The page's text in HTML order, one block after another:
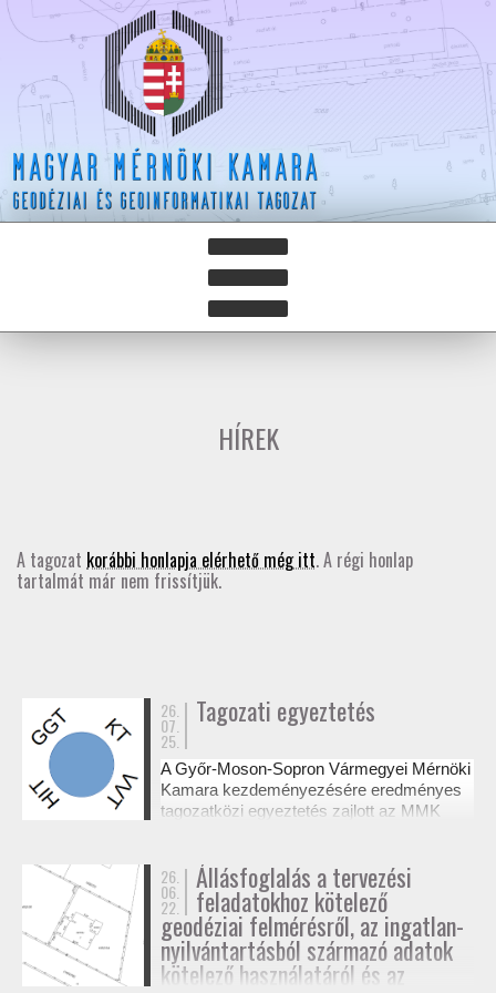
TOVÁBBKÉPZÉSEK
ELNÖKSÉG
MUNKATERVEK, BESZÁMOLÓK
HATÁROZATOK
JOGSZABÁLYOK, SZABÁLYZATOK, SZABVÁNYOK
NÉVJEGYZÉK
SEGÉDLETEK / FAP
HÍREK
A tagozat korábbi honlapja elérhető még itt. A régi honlap
tartalmát már nem frissítjük.
26.
07.
25.
Tagozati egyeztetés
A Győr-Moson-Sopron Vármegyei Mérnöki
Kamara kezdeményezésére eredményes
tagozatközi egyeztetés zajlott az MMK
dokumentációk jogosultsági kérdéseiről. A
résztvevő tagozatok a 327/2015. (XI. 10.)
Korm. rendelet alapján tisztázták a
kompetenciahatárokat, és a jövőben közös
workshopok formájában folytatják a
szakmai együttműködést.
26.
06.
22.
Állásfoglalás a tervezési
feladatokhoz kötelező
geodéziai felmérésről, az ingatlan-
nyilvántartásból származó adatok
kötelező használatáról és az